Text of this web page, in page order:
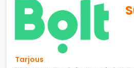
Tarjous